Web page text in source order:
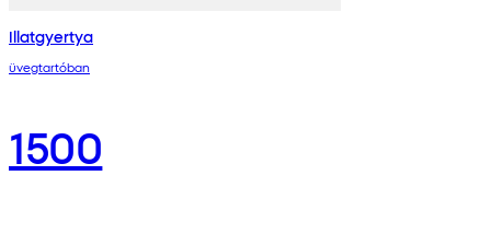
Illatgyertya
üvegtartóban
1500